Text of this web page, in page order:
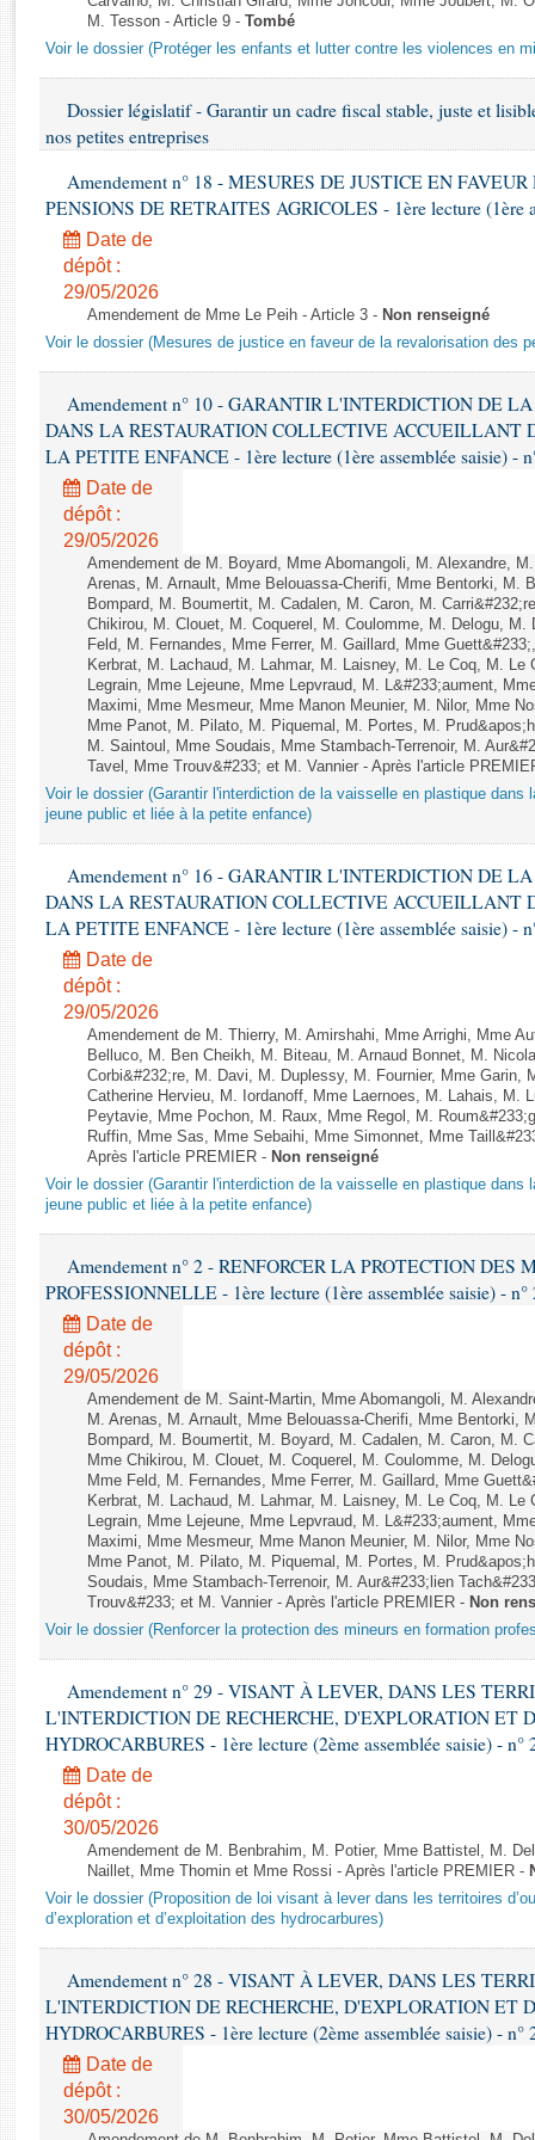
Rapports d'enquête
Budget et sécurité sociale
Comptes rendus des débats
M. Tesson - Article 9 - Tombé
Voir le dossier (Protéger les enfants et lutter contre les violences en
Dossier législatif - Garantir un cadre fiscal stable, juste et
nos petites entreprises
Amendement n° 18 - MESURES DE JUSTICE EN
PENSIONS DE RETRAITES AGRICOLES - 1ère lecture (1ère
Date de
dépôt :
29/05/2026
Amendement de Mme Le Peih - Article 3 - Non renseigné
Voir le dossier (Mesures de justice en faveur de la revalorisation des
Amendement n° 10 - GARANTIR L'INTERDICTION DE
DANS LA RESTAURATION COLLECTIVE ACCUEILLANT
LA PETITE ENFANCE - 1ère lecture (1ère assemblée saisie) -
Date de
dépôt :
29/05/2026
Amendement de M. Boyard, Mme Abomangoli, M. Alexandre,
Arenas, M. Arnault, Mme Belouassa-Cherifi, Mme Bentorki, M.
Bompard, M. Boumertit, M. Cadalen, M. Caron, M.
Chikirou, M. Clouet, M. Coquerel, M. Coulomme, M. Delogu, M.
Feld, M. Fernandes, Mme Ferrer, M. Gaillard, Mme
Kerbrat, M. Lachaud, M. Lahmar, M. Laisney, M. Le Coq, M. Le
Legrain, Mme Lejeune, Mme Lepvraud, M. L&#233;aument,
Maximi, Mme Mesmeur, Mme Manon Meunier, M. Nilor, Mme
Mme Panot, M. Pilato, M. Piquemal, M. Portes, M.
M. Saintoul, Mme Soudais, Mme Stambach-Terrenoir, M.
Tavel, Mme Trouv&#233; et M. Vannier - Après l'article
Voir le dossier (Garantir l'interdiction de la vaisselle en plastique dans
jeune public et liée à la petite enfance)
Amendement n° 16 - GARANTIR L'INTERDICTION DE
DANS LA RESTAURATION COLLECTIVE ACCUEILLANT
LA PETITE ENFANCE - 1ère lecture (1ère assemblée saisie) -
Date de
dépôt :
29/05/2026
Amendement de M. Thierry, M. Amirshahi, Mme Arrighi, Mme
Belluco, M. Ben Cheikh, M. Biteau, M. Arnaud Bonnet, M.
Corbi&#232;re, M. Davi, M. Duplessy, M. Fournier, Mme Garin,
Catherine Hervieu, M. Iordanoff, Mme Laernoes, M. Lahais, M.
Peytavie, Mme Pochon, M. Raux, Mme Regol, M.
Ruffin, Mme Sas, Mme Sebaihi, Mme Simonnet, Mme
Après l'article PREMIER - Non renseigné
Voir le dossier (Garantir l'interdiction de la vaisselle en plastique dans
jeune public et liée à la petite enfance)
Amendement n° 2 - RENFORCER LA PROTECTION DES
PROFESSIONNELLE - 1ère lecture (1ère assemblée saisie) - n°
Date de
dépôt :
29/05/2026
Amendement de M. Saint-Martin, Mme Abomangoli, M.
M. Arenas, M. Arnault, Mme Belouassa-Cherifi, Mme Bentorki,
Bompard, M. Boumertit, M. Boyard, M. Cadalen, M. Caron, M.
Mme Chikirou, M. Clouet, M. Coquerel, M. Coulomme, M.
Mme Feld, M. Fernandes, Mme Ferrer, M. Gaillard, Mme
Kerbrat, M. Lachaud, M. Lahmar, M. Laisney, M. Le Coq, M. Le
Legrain, Mme Lejeune, Mme Lepvraud, M. L&#233;aument,
Maximi, Mme Mesmeur, Mme Manon Meunier, M. Nilor, Mme
Mme Panot, M. Pilato, M. Piquemal, M. Portes, M.
Soudais, Mme Stambach-Terrenoir, M. Aur&#233;lien
Trouv&#233; et M. Vannier - Après l'article PREMIER - Non
Voir le dossier (Renforcer la protection des mineurs en formation
Amendement n° 29 - VISANT À LEVER, DANS LES
L'INTERDICTION DE RECHERCHE, D'EXPLORATION ET
HYDROCARBURES - 1ère lecture (2ème assemblée saisie) - n°
Date de
dépôt :
30/05/2026
Amendement de M. Benbrahim, M. Potier, Mme Battistel, M.
Naillet, Mme Thomin et Mme Rossi - Après l'article PREMIER -
Voir le dossier (Proposition de loi visant à lever dans les territoires
d’exploration et d’exploitation des hydrocarbures)
Amendement n° 28 - VISANT À LEVER, DANS LES
L'INTERDICTION DE RECHERCHE, D'EXPLORATION ET
HYDROCARBURES - 1ère lecture (2ème assemblée saisie) - n°
Date de
dépôt :
30/05/2026